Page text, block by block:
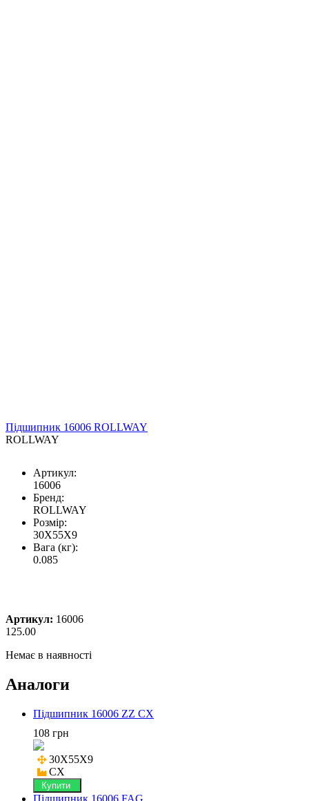
Підшипник 16006 ROLLWAY
ROLLWAY
Артикул:
16006
Бренд:
ROLLWAY
Розмір:
30X55X9
Вага (кг):
0.085
Артикул: 16006
125.00
Немає в наявності
Аналоги
Підшипник 16006 ZZ CX
108 грн
30X55X9
CX
Купити
Підшипник 16006 FAG